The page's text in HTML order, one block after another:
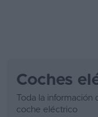
Coches
Toda la
coche eléctrico